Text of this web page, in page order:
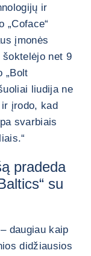
ir
„Coface“
įmonės
šoktelėjo net 9
„Bolt
liudija ne
įrodo, kad
svarbiais
pradeda
su
daugiau kaip
didžiausios